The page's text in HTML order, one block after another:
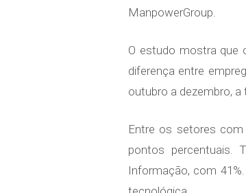
ManpowerGroup.
O estudo mostra que
diferença entre
outubro a dezembro,
Entre os setores
pontos percentuais.
Informação, com